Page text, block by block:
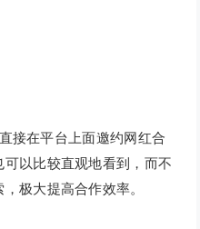
接在平台上面邀约网红合
以比较直观地看到，而不
极大提高合作效率。